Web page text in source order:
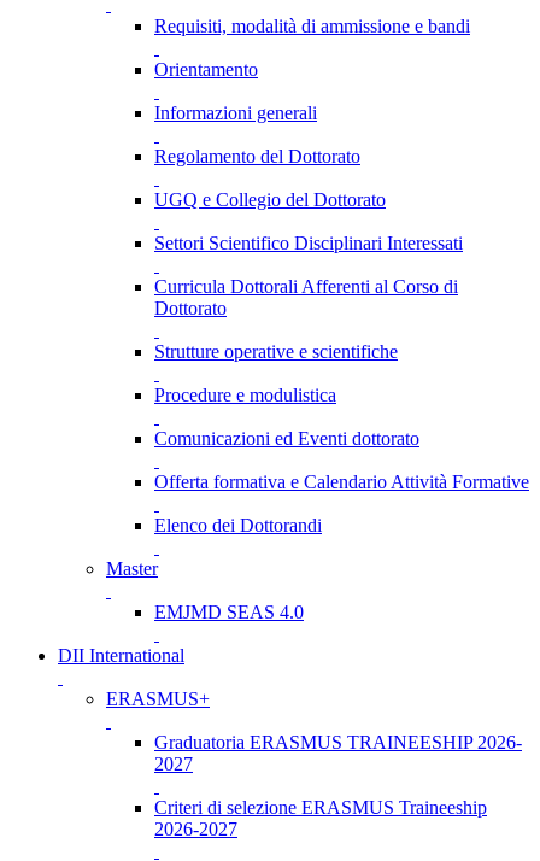
Requisiti, modalità di ammissione e bandi
Orientamento
Informazioni generali
Regolamento del Dottorato
UGQ e Collegio del Dottorato
Settori Scientifico Disciplinari Interessati
Curricula Dottorali Afferenti al Corso di
Dottorato
Strutture operative e scientifiche
Procedure e modulistica
Comunicazioni ed Eventi dottorato
Offerta formativa e Calendario Attività Formative
Elenco dei Dottorandi
Master
EMJMD SEAS 4.0
DII International
ERASMUS+
Graduatoria ERASMUS TRAINEESHIP 2026-
2027
Criteri di selezione ERASMUS Traineeship
2026-2027